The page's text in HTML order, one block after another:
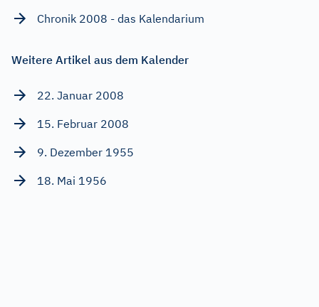
Chronik 2008 - das Kalendarium
Weitere Artikel aus dem Kalender
22. Januar 2008
15. Februar 2008
9. Dezember 1955
18. Mai 1956